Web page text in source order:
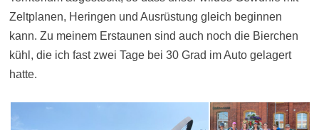
Zeltplanen, Heringen und Ausrüstung gleich beginnen
kann. Zu meinem Erstaunen sind auch noch die Bierchen
kühl, die ich fast zwei Tage bei 30 Grad im Auto gelagert
hatte.